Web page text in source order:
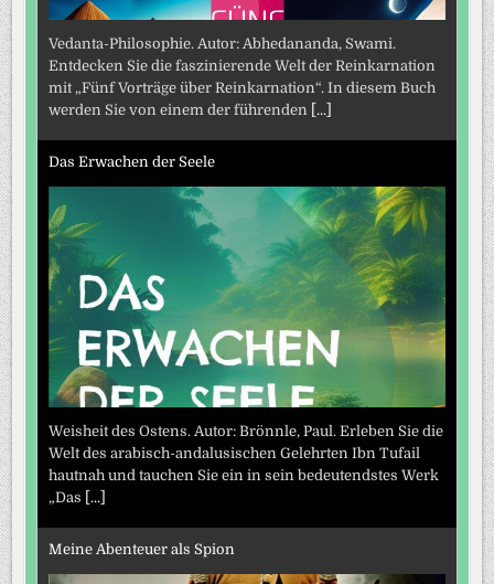
Vedanta-Philosophie. Autor: Abhedananda, Swami.
Entdecken Sie die faszinierende Welt der Reinkarnation
mit „Fünf Vorträge über Reinkarnation“. In diesem Buch
werden Sie von einem der führenden [...]
Das Erwachen der Seele
Weisheit des Ostens. Autor: Brönnle, Paul. Erleben Sie die
Welt des arabisch-andalusischen Gelehrten Ibn Tufail
hautnah und tauchen Sie ein in sein bedeutendstes Werk
„Das [...]
Meine Abenteuer als Spion